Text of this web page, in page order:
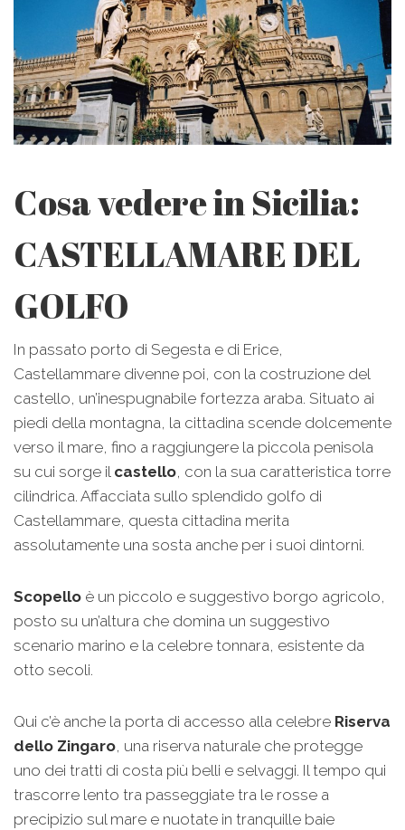
Cosa vedere in Sicilia:
CASTELLAMARE DEL
GOLFO
In passato porto di Segesta e di Erice,
Castellammare divenne poi, con la costruzione del
castello, un’inespugnabile fortezza araba. Situato ai
piedi della montagna, la cittadina scende dolcemente
verso il mare, fino a raggiungere la piccola penisola
su cui sorge il castello, con la sua caratteristica torre
cilindrica. Affacciata sullo splendido golfo di
Castellammare, questa cittadina merita
assolutamente una sosta anche per i suoi dintorni.
Scopello è un piccolo e suggestivo borgo agricolo,
posto su un’altura che domina un suggestivo
scenario marino e la celebre tonnara, esistente da
otto secoli.
Qui c’è anche la porta di accesso alla celebre Riserva
dello Zingaro, una riserva naturale che protegge
uno dei tratti di costa più belli e selvaggi. Il tempo qui
trascorre lento tra passeggiate tra le rosse a
precipizio sul mare e nuotate in tranquille baie